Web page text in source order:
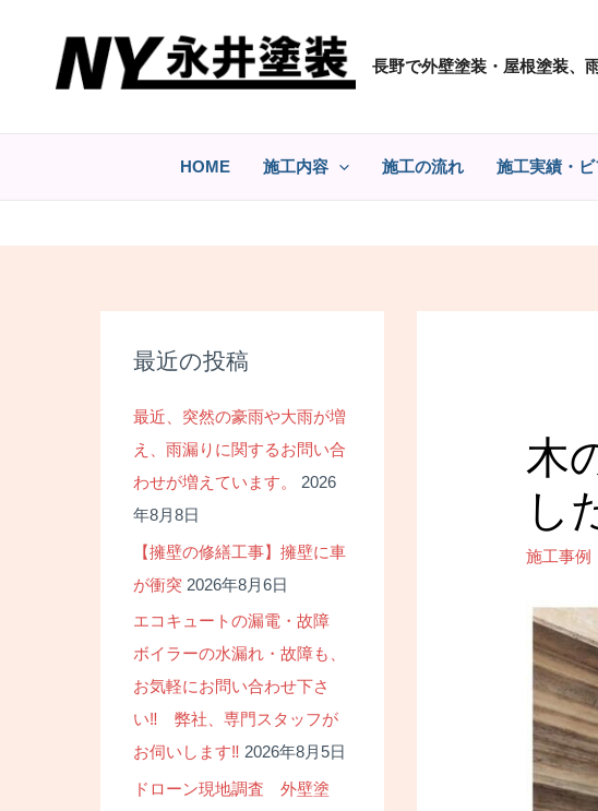
ッ
長野で外壁塗装・屋根塗装、
HOME 施工内容 施工の流れ 施工実績・
最近の投稿
最近、突然の豪雨や大雨が増
え、雨漏りに関するお問い合
わせが増えています。
2026
年8月8日
【擁壁の修繕工事】擁壁に車
が衝突 2026年8月6日
エコキュートの漏電・故障
ボイラーの水漏れ・故障も、
お気軽にお問い合わせ下さ
い‼ 弊社、専門スタッフが
お伺いします‼ 2026年8月5日
ドローン現地調査 外壁塗
木
し
施工事